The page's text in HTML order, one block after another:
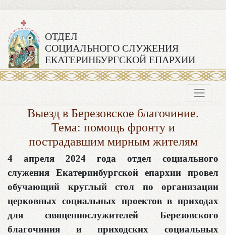
ОТДЕЛ
СОЦИАЛЬНОГО СЛУЖЕНИЯ
ЕКАТЕРИНБУРГСКОЙ ЕПАРХИИ
Выезд в Березовское благочиние.
Тема: помощь фронту и
пострадавшим мирным жителям
4 апреля 2024 года отдел социального
служения Екатеринбургской епархии провел
обучающий круглый стол по организации
церковных социальных проектов в приходах
для священнослужителей Березовского
благочиния и приходских социальных